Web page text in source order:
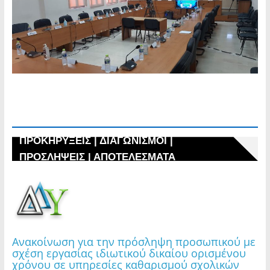
Ανακοίνωση | Εκτεταμένη βλάβη στον
οδοφωτισμό στις οδούς Λάμπρου Κατσώνη,
Ναυάρχου Βότση, Πλούτωνος, Αριστοτέλους,
Κυριακή 02.08.2026 | Εφαρμογή μέτρου
προληπτικής απαγόρευσης διέλευσης,
παραμονής και κυκλοφορίας σε δασικές
εκτάσεις, πάρκα και άλση
ΠΡΟΚΗΡΥΞΕΙΣ | ΔΙΑΓΩΝΙΣΜΟΙ |
ΠΡΟΣΛΗΨΕΙΣ | ΑΠΟΤΕΛΕΣΜΑΤΑ
Ανακοίνωση για την πρόσληψη προσωπικού με
σχέση εργασίας ιδιωτικού δικαίου ορισμένου
χρόνου σε υπηρεσίες καθαρισμού σχολικών